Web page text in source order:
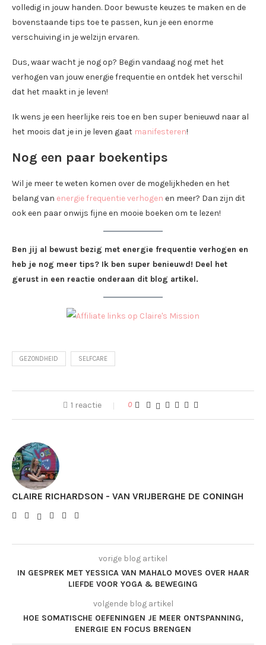
volledig in jouw handen. Door bewuste keuzes te maken en de
bovenstaande tips toe te passen, kun je een enorme
verschuiving in je welzijn ervaren.
Dus, waar wacht je nog op? Begin vandaag nog met het
verhogen van jouw energie frequentie en ontdek het verschil
dat het maakt in je leven!
Ik wens je een heerlijke reis toe en ben super benieuwd naar al
het moois dat je in je leven gaat manifesteren!
Nog een paar boekentips
Wil je meer te weten komen over de mogelijkheden en het
belang van energie frequentie verhogen en meer? Dan zijn dit
ook een paar onwijs fijne en mooie boeken om te lezen!
Ben jij al bewust bezig met energie frequentie verhogen en
heb je nog meer tips? Ik ben super benieuwd! Deel het
gerust in een reactie onderaan dit blog artikel.
GEZONDHEID SELFCARE
1 reactie 0
CLAIRE RICHARDSON - VAN VRIJBERGHE DE CONINGH
vorige blog artikel
IN GESPREK MET YESSICA VAN MAHALO MOVES OVER HAAR
LIEFDE VOOR YOGA & BEWEGING
volgende blog artikel
HOE SOMATISCHE OEFENINGEN JE MEER ONTSPANNING,
ENERGIE EN FOCUS BRENGEN